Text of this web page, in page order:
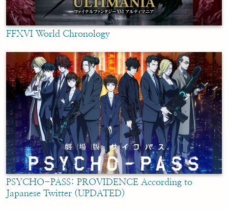
FFXVI World Chronology
PSYCHO-PASS: PROVIDENCE According to
Japanese Twitter (UPDATED)